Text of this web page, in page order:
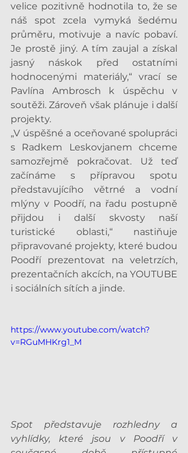
velice pozitivně hodnotila to, že se
náš spot zcela vymyká šedému
průměru, motivuje a navíc pobaví.
Je prostě jiný. A tím zaujal a získal
jasný náskok před ostatními
hodnocenými materiály,“ vrací se
Pavlína Ambrosch k úspěchu v
soutěži. Zároveň však plánuje i další
projekty.
„V úspěšné a oceňované spolupráci
s Radkem Leskovjanem chceme
samozřejmě pokračovat. Už teď
začínáme s přípravou spotu
představujícího větrné a vodní
mlýny v Poodří, na řadu postupně
přijdou i další skvosty naší
turistické oblasti,“ nastiňuje
připravované projekty, které budou
Poodří prezentovat na veletrzích,
prezentačních akcích, na YOUTUBE
i sociálních sítích a jinde.
https://www.youtube.com/watch?
v=RGuMHKrg1_M
Spot představuje rozhledny a
vyhlídky, které jsou v Poodří v